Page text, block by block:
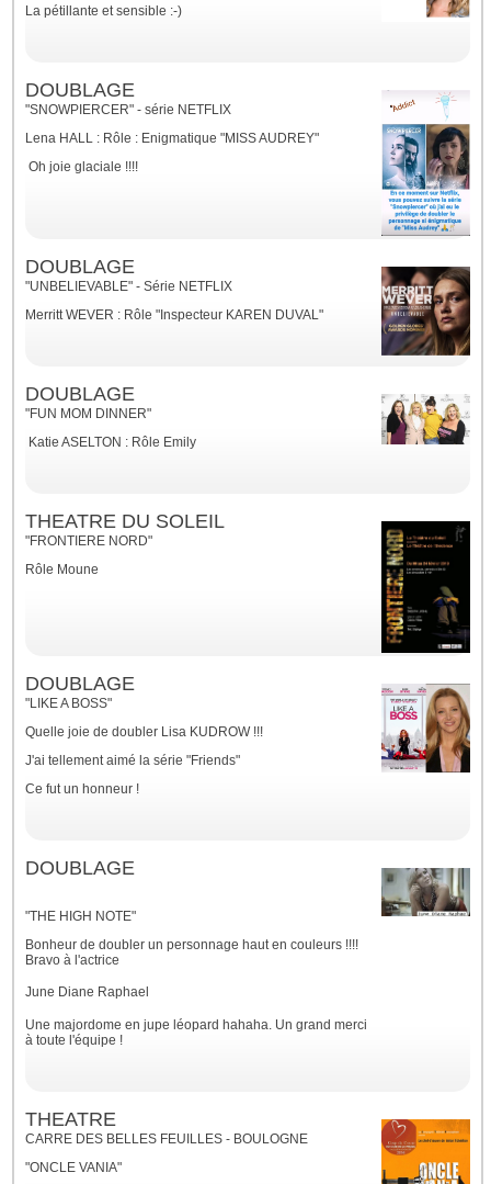
La pétillante et sensible :-)
DOUBLAGE
"SNOWPIERCER" - série NETFLIX
Lena HALL : Rôle : Enigmatique "MISS AUDREY"
Oh joie glaciale !!!!
DOUBLAGE
"UNBELIEVABLE" - Série NETFLIX
Merritt WEVER : Rôle "Inspecteur KAREN DUVAL"
DOUBLAGE
"FUN MOM DINNER"
Katie ASELTON : Rôle Emily
THEATRE DU SOLEIL
"FRONTIERE NORD"
Rôle Moune
DOUBLAGE
"LIKE A BOSS"
Quelle joie de doubler Lisa KUDROW !!!
J'ai tellement aimé la série "Friends"
Ce fut un honneur !
DOUBLAGE
"THE HIGH NOTE"
Bonheur de doubler un personnage haut en couleurs !!!!
Bravo à l'actrice
June Diane Raphael
Une majordome en jupe léopard hahaha. Un grand merci
à toute l'équipe !
THEATRE
CARRE DES BELLES FEUILLES - BOULOGNE
"ONCLE VANIA"